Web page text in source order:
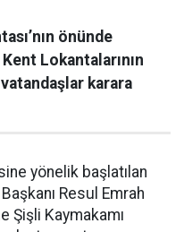
önünde
Lokantalarının
karara
yönelik başlatılan
Resul Emrah
Şişli Kaymakamı